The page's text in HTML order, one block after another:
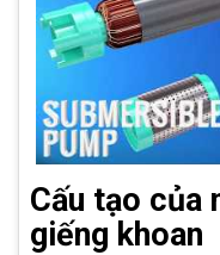
Cấu tạo của
giếng khoan